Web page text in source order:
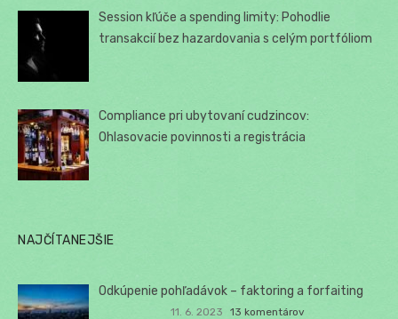
Session kľúče a spending limity: Pohodlie
transakcií bez hazardovania s celým portfóliom
Compliance pri ubytovaní cudzincov:
Ohlasovacie povinnosti a registrácia
NAJČÍTANEJŠIE
Odkúpenie pohľadávok – faktoring a forfaiting
11. 6. 2023 13 komentárov